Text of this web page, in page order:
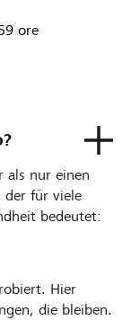
ore
als nur einen
der für viele
bedeutet:
Hier
die bleiben.